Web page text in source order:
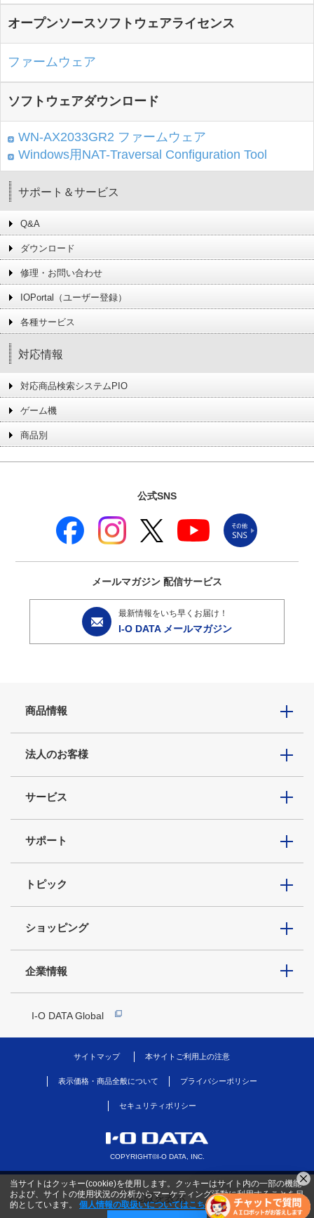
オープンソースソフトウェアライセンス
ファームウェア
ソフトウェアダウンロード
WN-AX2033GR2 ファームウェア
Windows用NAT-Traversal Configuration Tool
サポート＆サービス
Q&A
ダウンロード
修理・お問い合わせ
IOPortal（ユーザー登録）
各種サービス
対応情報
対応商品検索システムPIO
ゲーム機
商品別
公式SNS
メールマガジン 配信サービス
最新情報をいち早くお届け！
I-O DATA メールマガジン
商品情報
法人のお客様
サービス
サポート
トピック
ショッピング
企業情報
I-O DATA Global
サイトマップ 本サイトご利用上の注意
表示価格・商品全般について プライバシーポリシー
セキュリティポリシー
COPYRIGHT©I-O DATA, INC.
当サイトはクッキー(cookie)を使用します。クッキーはサイト内の一部の機能
および、サイトの使用状況の分析からマーケティング活動に利用することを目
的としています。
個人情報の取扱いについてはこちら
PC版を表示